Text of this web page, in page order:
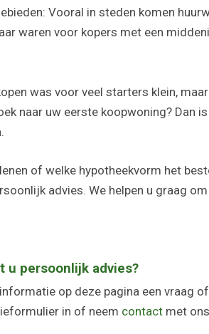
Vooral in steden komen
waren voor kopers met een
was voor veel starters klein,
naar uw eerste koopwoning? Dan
of welke hypotheekvorm het
advies. We helpen u graag
u persoonlijk advies?
op deze pagina een vraag
in of neem contact met